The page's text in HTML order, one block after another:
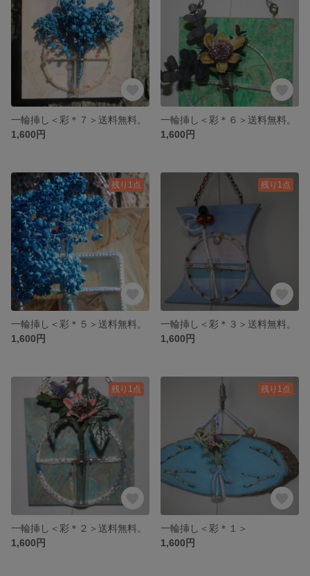
一輪挿し＜彩＊７＞送料無料。
1,600円
一輪挿し＜彩＊６＞送料無料。
1,600円
残り1点
一輪挿し＜彩＊５＞送料無料。
1,600円
残り1点
一輪挿し＜彩＊３＞送料無料。
1,600円
残り1点
一輪挿し＜彩＊２＞送料無料。
1,600円
残り1点
一輪挿し＜彩＊１＞
1,600円